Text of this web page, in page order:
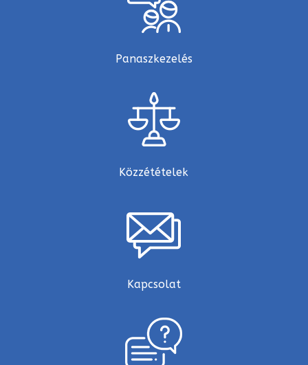
Panaszkezelés
Közzétételek
Kapcsolat